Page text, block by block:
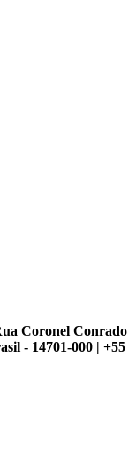
Coronel Conrado
- 14701-000 | +55